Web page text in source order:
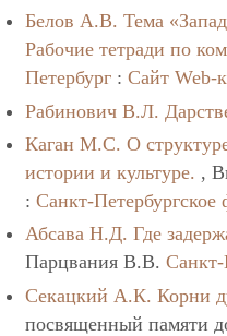
Белов А.В. Тема
Рабочие тетради по
Петербург :Сайт Web-
Рабинович В.Л.
Каган М.С. O
истории и культуре. ,
:Санкт-
Абсава Н.Д. Где
Парцвания В.В.Санкт-
Секацкий А.К. Корни
посвященный памяти